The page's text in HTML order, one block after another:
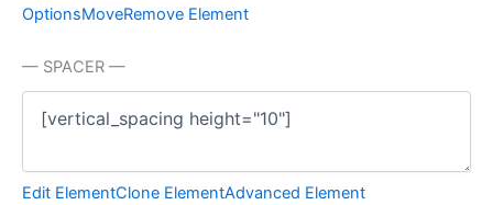
OptionsMoveRemove Element
— SPACER —
Edit ElementClone ElementAdvanced Element